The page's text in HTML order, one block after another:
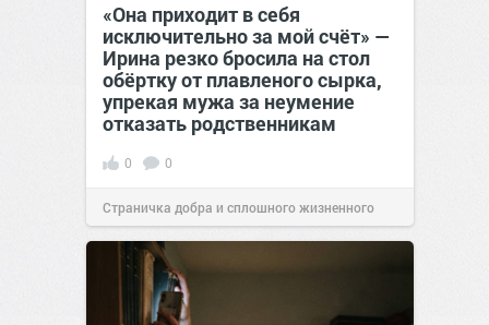
«Она приходит в себя
исключительно за мой счёт» —
Ирина резко бросила на стол
обёртку от плавленого сырка,
упрекая мужа за неумение
отказать родственникам
0 0
Страничка добра и сплошного жизненного
позитива!00:28Вчера